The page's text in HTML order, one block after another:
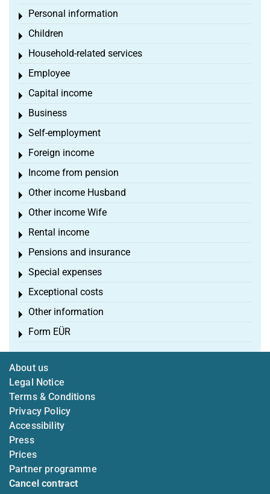
Personal information
Toggle menu
Children
Toggle menu
Household-related services
Toggle menu
Employee
Toggle menu
Capital income
Toggle menu
Business
Toggle menu
Self-employment
Toggle menu
Foreign income
Toggle menu
Income from pension
Toggle menu
Other income Husband
Toggle menu
Other income Wife
Toggle menu
Rental income
Toggle menu
Pensions and insurance
Toggle menu
Special expenses
Toggle menu
Exceptional costs
Toggle menu
Other information
Toggle menu
Form EÜR
Toggle menu
About us
Legal Notice
Terms & Conditions
Privacy Policy
Accessibility
Press
Prices
Partner programme
Cancel contract